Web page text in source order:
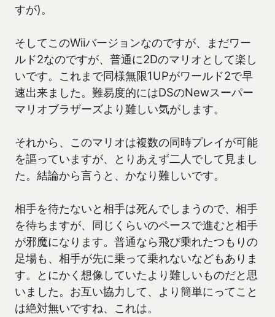
すが)。
そしてこのWiiバージョンなのですが、まだワー
ルド2なのですが、普通に2Dのマリオとして楽し
いです。これまで同様無限1UPがワールド2で早
速出来ました。難易度的にはDSのNewスーパー
マリオブラザーズより難しい気がします。
それから、このマリオは複数の同時プレイが可能
を謳っていますが、とりあえず二人でして見まし
た。結論から言うと、かなり難しいです。
相手を待たないと相手は死んでしまうので、相手
を待ちますが、同じくらいのペースで進むと相手
が邪魔になります。普通なら飛び乗れたつもりの
足場も、相手が先に乗って乗れないなどもありま
す。とにかく想像していたより難しいものだと思
いました。お互い協力して、より簡単にってこと
は絶対無いですね、これは。